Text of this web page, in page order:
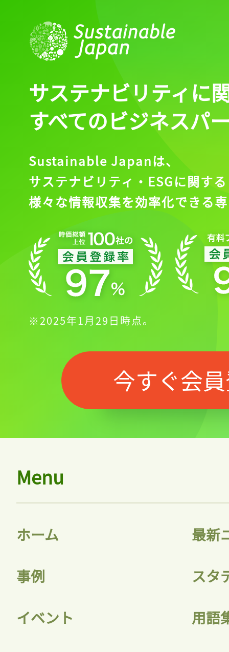
サステナビリティに
すべてのビジネスパ
Sustainable Japanは、
サステナビリティ・ESGに関する
様々な情報収集を効率化できる
※2025年1月29日時点。
今すぐ会
Menu
ホーム 最新
事例 スタ
イベント 用語